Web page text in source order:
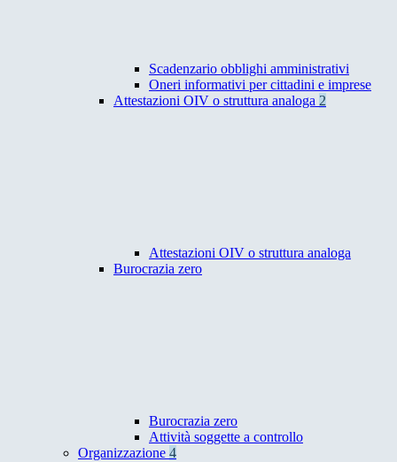
Scadenzario obblighi amministrativi
Oneri informativi per cittadini e imprese
Attestazioni OIV o struttura analoga 2
Attestazioni OIV o struttura analoga
Burocrazia zero
Burocrazia zero
Attività soggette a controllo
Organizzazione 4